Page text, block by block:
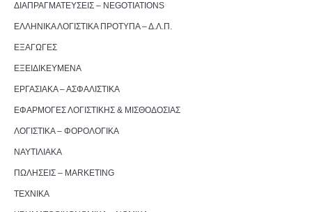
ΔΙΑΠΡΑΓΜΑΤΕΥΣΕΙΣ – NEGOTIATIONS
ΕΛΛΗΝΙΚΑ ΛΟΓΙΣΤΙΚΑ ΠΡΟΤΥΠΑ – Δ.Λ.Π.
ΕΞΑΓΩΓΕΣ
ΕΞΕΙΔΙΚΕΥΜΕΝΑ
ΕΡΓΑΣΙΑΚΑ – ΑΣΦΑΛΙΣΤΙΚΑ
ΕΦΑΡΜΟΓΕΣ ΛΟΓΙΣΤΙΚΗΣ & ΜΙΣΘΟΔΟΣΙΑΣ
ΛΟΓΙΣΤΙΚΑ – ΦΟΡΟΛΟΓΙΚΑ
ΝΑΥΤΙΛΙΑΚΑ
ΠΩΛΗΣΕΙΣ – MARKETING
ΤΕΧΝΙΚΑ